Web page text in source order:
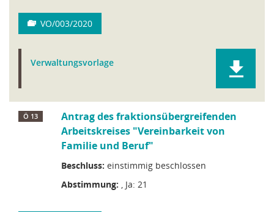
VO/003/2020
Verwaltungsvorlage
Ö 13
Antrag des fraktionsübergreifenden
Arbeitskreises "Vereinbarkeit von
Familie und Beruf"
Beschluss: einstimmig beschlossen
Abstimmung: , Ja: 21